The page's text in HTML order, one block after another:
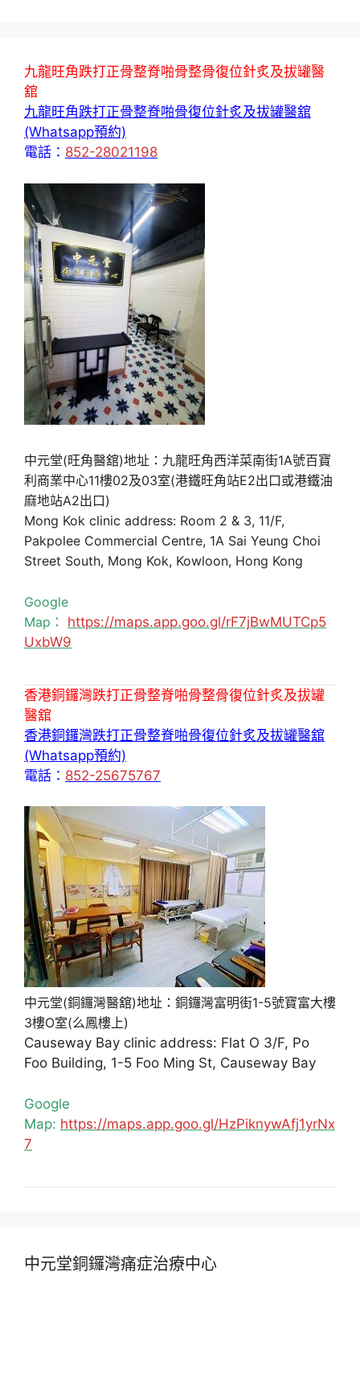
九龍旺角跌打正骨整脊啪骨整骨復位針炙及拔罐醫
舘
九龍旺角跌打正骨整脊啪骨復位針炙及拔罐醫舘
(Whatsapp預約)
電話： 852-28021198
中元堂(旺角醫舘)地址：九龍旺角西洋菜南街1A號百寶
利商業中心11樓02及03室(港鐵旺角站E2出口或港鐵油
麻地站A2出口)
Mong Kok clinic address: Room 2 & 3, 11/F,
Pakpolee Commercial Centre, 1A Sai Yeung Choi
Street South, Mong Kok, Kowloon, Hong Kong
Google
Map： https://maps.app.goo.gl/rF7jBwMUTCp5
UxbW9
香港銅鑼灣跌打正骨整脊啪骨整骨復位針炙及拔罐
醫舘
香港銅鑼灣跌打正骨整脊啪骨復位針炙及拔罐醫舘
(Whatsapp預約)
電話： 852-25675767
中元堂(銅鑼灣醫舘)地址：銅鑼灣富明街1-5號寶富大樓
3樓O室(么鳳樓上)
Causeway Bay clinic address: Flat O 3/F, Po
Foo Building, 1-5 Foo Ming St, Causeway Bay
Google
Map: https://maps.app.goo.gl/HzPiknywAfj1yrNx
7
中元堂銅鑼灣痛症治療中心